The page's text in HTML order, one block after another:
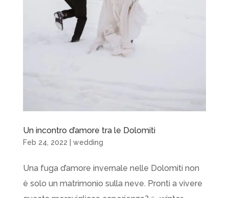
Un incontro d’amore tra le Dolomiti
Feb 24, 2022 wedding
Una fuga d’amore invernale nelle Dolomiti non
è solo un matrimonio sulla neve. Pronti a vivere